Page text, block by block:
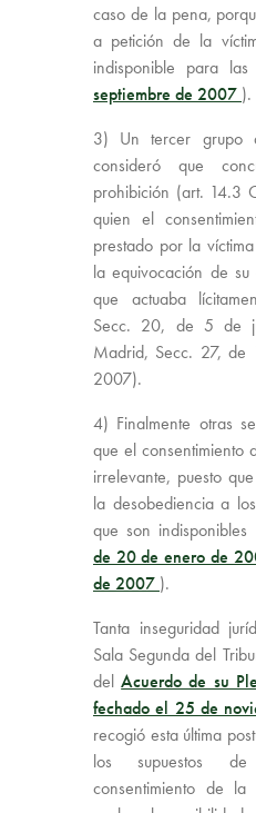
caso de la pena,
a petición de la
indisponible para
septiembre de 2007 ).
3) Un tercer grupo
consideró que
prohibición (art. 14.3
quien el
prestado por la
la equivocación de
que actuaba
Secc. 20, de 5 de
Madrid, Secc. 27, de
2007).
4) Finalmente otras
que el consentimiento
irrelevante, puesto
la desobediencia a
que son
de 20 de enero de
de 2007 ).
Tanta inseguridad
Sala Segunda del
delAcuerdo de su
fechado el 25 de
recogió esta última
los supuestos
consentimiento de